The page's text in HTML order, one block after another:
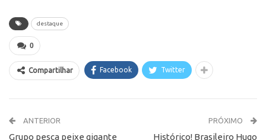
destaque
0
Compartilhar Facebook Twitter
ANTERIOR
Grupo pesca peixe gigante
PRÓXIMO
Histórico! Brasileiro Hugo